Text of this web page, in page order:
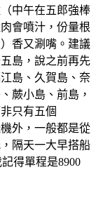
中午在五郎強棒
會噴汁，份量根
香又涮嘴。建議
島，說之前再先
島、久賀島、奈
蕨小島、前島，
只有五個
外，一般都是從
隔天一大早搭船
得單程是8900